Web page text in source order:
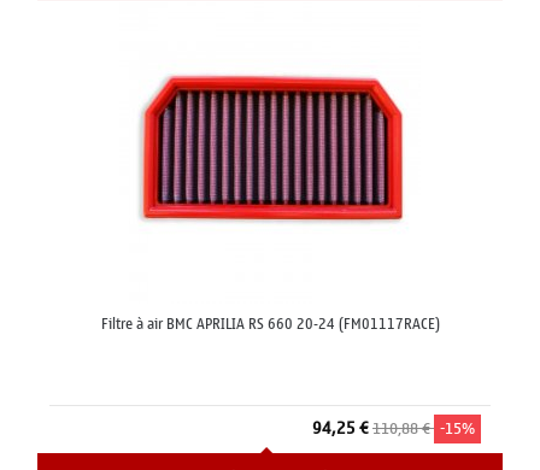
Filtre à air BMC APRILIA RS 660 20-24 (FM01117RACE)
94,25 €110,88 € -15%